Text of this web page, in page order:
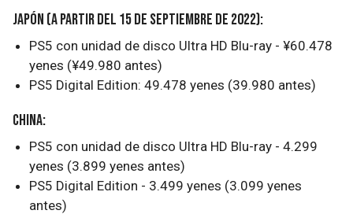
Japón (a partir del 15 de septiembre de 2022):
PS5 con unidad de disco Ultra HD Blu-ray - ¥60.478
yenes (¥49.980 antes)
PS5 Digital Edition: 49.478 yenes (39.980 antes)
China:
PS5 con unidad de disco Ultra HD Blu-ray - 4.299
yenes (3.899 yenes antes)
PS5 Digital Edition - 3.499 yenes (3.099 yenes
antes)